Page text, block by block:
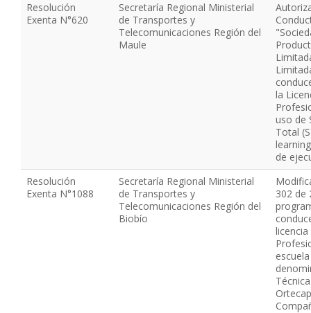
Resolución
Exenta N°620
Secretaría Regional Ministerial
de Transportes y
Telecomunicaciones Región del
Maule
la
uso de
Total
de
Resolución
Exenta N°1088
Secretaría Regional Ministerial
de Transportes y
Telecomunicaciones Región del
Biobío
302 de